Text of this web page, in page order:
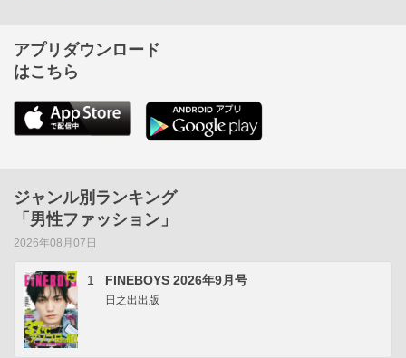
アプリダウンロード
はこちら
ジャンル別ランキング
「男性ファッション」
2026年08月07日
1 FINEBOYS 2026年9月号
日之出出版